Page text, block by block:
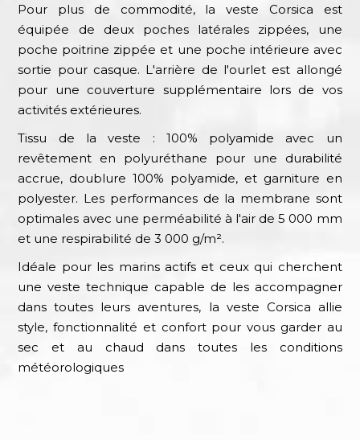
Pour plus de commodité, la veste Corsica est
équipée de deux poches latérales zippées, une
poche poitrine zippée et une poche intérieure avec
sortie pour casque. L'arrière de l'ourlet est allongé
pour une couverture supplémentaire lors de vos
activités extérieures.
Tissu de la veste : 100% polyamide avec un
revêtement en polyuréthane pour une durabilité
accrue, doublure 100% polyamide, et garniture en
polyester. Les performances de la membrane sont
optimales avec une perméabilité à l'air de 5 000 mm
et une respirabilité de 3 000 g/m².
Idéale pour les marins actifs et ceux qui cherchent
une veste technique capable de les accompagner
dans toutes leurs aventures, la veste Corsica allie
style, fonctionnalité et confort pour vous garder au
sec et au chaud dans toutes les conditions
météorologiques